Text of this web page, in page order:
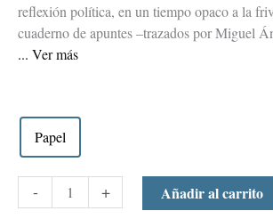
reflexión política, en un tiempo opaco a la
cuaderno de apuntes –trazados por Miguel
Ver más
Papel
- + Añadir al carrito